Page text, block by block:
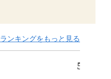
ランキングをもっと見る
5